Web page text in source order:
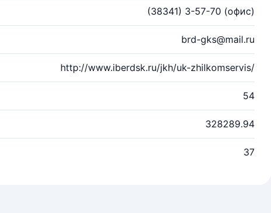
(38341) 3-57-70 (офис)
brd-gks@mail.ru
http://www.iberdsk.ru/jkh/uk-zhilkomservis/
54
328289.94
37